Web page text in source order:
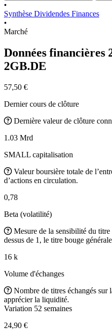
•
Synthèse Dividendes Finances
•
Marché
Données financières
2GB.DE
57,50 €
Dernier cours de clôture
Dernière valeur de clôture
1.03 Mrd
SMALL capitalisation
Valeur boursière totale de
d’actions en circulation.
0,78
Beta (volatilité)
Mesure de la sensibilité du
dessus de 1, le titre bouge
16 k
Volume d'échanges
Nombre de titres échangés sur
apprécier la liquidité.
Variation 52 semaines
24,90 €